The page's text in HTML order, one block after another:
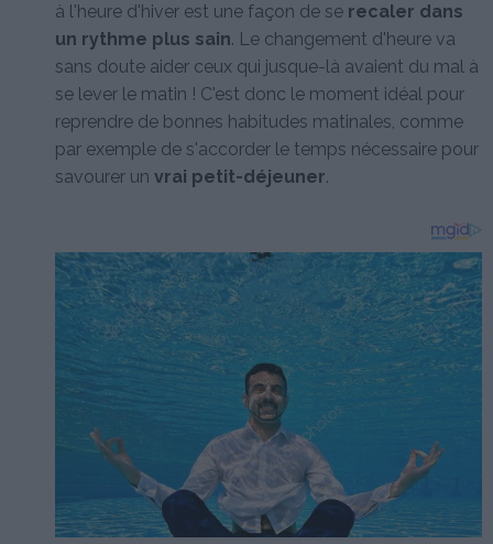
à l'heure d'hiver est une façon de se recaler dans
un rythme plus sain. Le changement d'heure va
sans doute aider ceux qui jusque-là avaient du mal à
se lever le matin ! C'est donc le moment idéal pour
reprendre de bonnes habitudes matinales, comme
par exemple de s'accorder le temps nécessaire pour
savourer un vrai petit-déjeuner.